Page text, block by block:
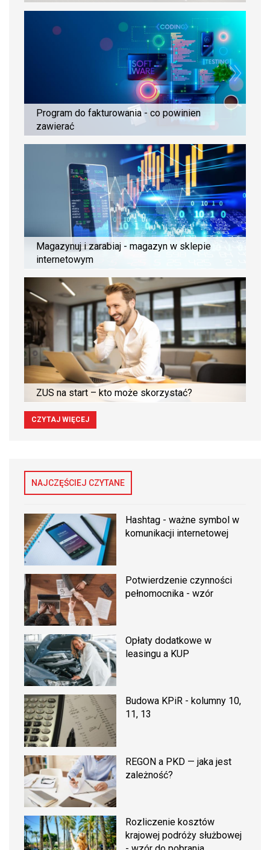
Program do fakturowania - co powinien
zawierać
Magazynuj i zarabiaj - magazyn w sklepie
internetowym
ZUS na start – kto może skorzystać?
CZYTAJ WIĘCEJ
NAJCZĘŚCIEJ CZYTANE
Hashtag - ważne symbol w
komunikacji internetowej
Potwierdzenie czynności
pełnomocnika - wzór
Opłaty dodatkowe w
leasingu a KUP
Budowa KPiR - kolumny 10,
11, 13
REGON a PKD — jaka jest
zależność?
Rozliczenie kosztów
krajowej podróży służbowej